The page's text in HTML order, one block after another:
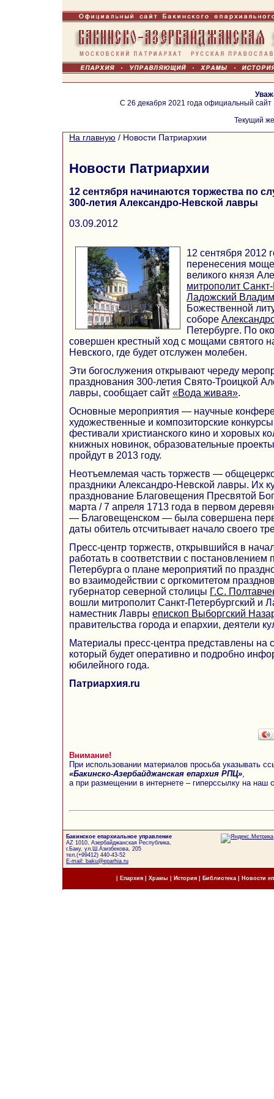
С 26 декабря 2021 года официальный
Текущий
На главную / Новости Патриархии
Новости Патриархии
12 сентября начинаются торжества по
300-летия Александро-Невской лавры
03.09.2012
12 сентября 2012
перенесения
великого князя
митрополит
Ладожский
Божественной
соборе
Петербурге. По
совершен крестный ход с мощами святого
Невского, где будет отслужен молебен.
Эти богослужения открывают череду
празднования 300-летия Свято-Троицкой
лавры, сообщает сайт «Вода живая».
Основные мероприятия — научные
художественные и композиторские
фестивали христианского кино и хоровых
книжных новинок, образовательные
пройдут в 2013 году.
Неотъемлемая часть торжеств —
праздники Александро-Невской лавры. Их
празднование Благовещения Пресвятой
марта / 7 апреля 1713 года в первом
— Благовещенском — была совершена
даты обитель отсчитывает начало своего
Пресс-центр торжеств, открывшийся в
работать в соответствии с постановлением
Петербурга о плане мероприятий по
во взаимодействии с оргкомитетом
губернатор северной столицы Г.С.
вошли митрополит Санкт-Петербургский и
наместник Лавры епископ Выборгский
правительства города и епархии, деятели
Материалы пресс-центра представлены на
который будет оперативно и подробно
юбилейного года.
Патриархия.ru
Внимание!
При использовании материалов просьба указывать
«Бакинско-Азербайджанская епархия РПЦ»
а при размещении в интернете – гиперссылку на наш
Бакинское епархиальное управление
AZ 1010, Азербайджанская Республика,
г.Баку, ул.Ш.Азизбекова, 205
тел.(+99412) 440-43-52
E-mail: baku@eparhia.ru
Епархия| Храмы История| Библиотека Новости